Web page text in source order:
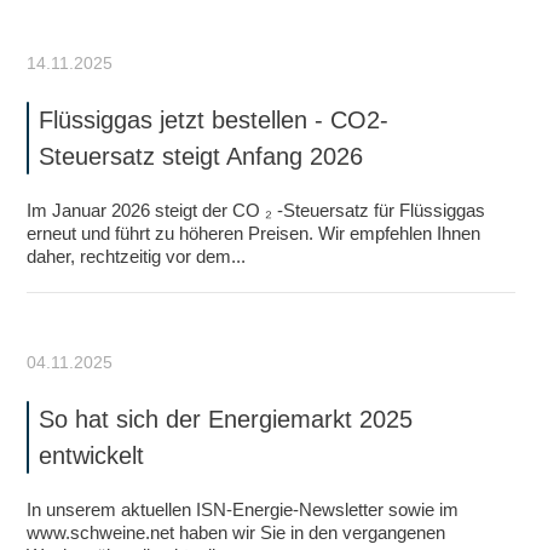
14.11.2025
Flüssiggas jetzt bestellen - CO2-
Steuersatz steigt Anfang 2026
Im Januar 2026 steigt der CO ₂ -Steuersatz für Flüssiggas
erneut und führt zu höheren Preisen. Wir empfehlen Ihnen
daher, rechtzeitig vor dem...
04.11.2025
So hat sich der Energiemarkt 2025
entwickelt
In unserem aktuellen ISN-Energie-Newsletter sowie im
www.schweine.net haben wir Sie in den vergangenen